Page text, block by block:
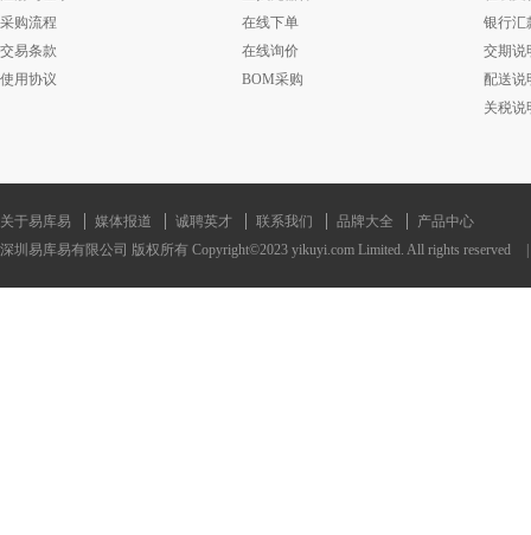
采购流程
交易条款
使用协议
在线下单
在线询价
BOM采购
银行汇
交期说
配送说
关税说
关于易库易 媒体报道 诚聘英才 联系我们 品牌大全
产品中心
深圳易库易有限公司 版权所有 Copyright©2023 yikuyi.com Limited. All rights reserved